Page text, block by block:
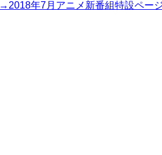
→2018年7月アニメ新番組特設ペー